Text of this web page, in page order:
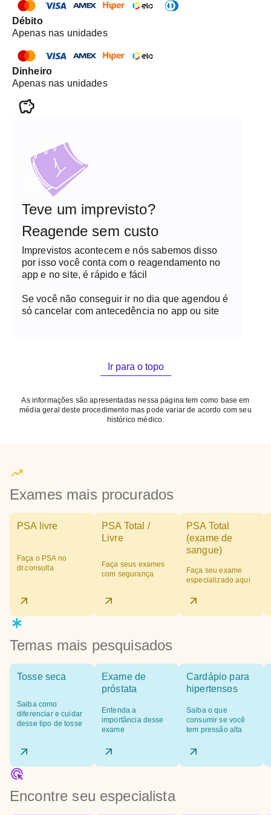
Débito
Apenas nas unidades
Dinheiro
Apenas nas unidades
Teve um imprevisto?
Reagende sem custo
Imprevistos acontecem e nós sabemos disso
por isso você conta com o reagendamento no
app e no site, é rápido e fácil
Se você não conseguir ir no dia que agendou é
só cancelar com antecedência no app ou site
Ir para o topo
As informações são apresentadas nessa página tem como base em
média geral deste procedimento mas pode variar de acordo com seu
histórico médico.
Exames mais procurados
PSA livre
Faça o PSA no
dr.consulta
PSA Total /
Livre
Faça seus exames
com segurança
PSA Total
(exame de
sangue)
Faça seu exame
especializado aqui
Temas mais pesquisados
Tosse seca
Saiba como
diferenciar e cuidar
desse tipo de tosse
Exame de
próstata
Entenda a
importância desse
exame
Cardápio para
hipertensos
Saiba o que
consumir se você
tem pressão alta
Encontre seu especialista